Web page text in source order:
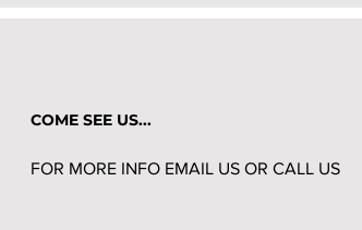
COME SEE US...
FOR MORE INFO EMAIL US OR CALL US